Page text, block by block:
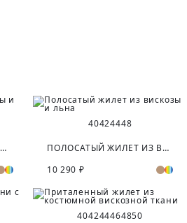
ЛЕТНИЙ ЖИЛЕТ ИЗ ВИСКОЗЫ И ЛЬНА
40424448
ПОЛОСАТЫЙ ЖИЛЕТ ИЗ ВИСКОЗЫ И ЛЬНА
10 290 ₽
404244464850